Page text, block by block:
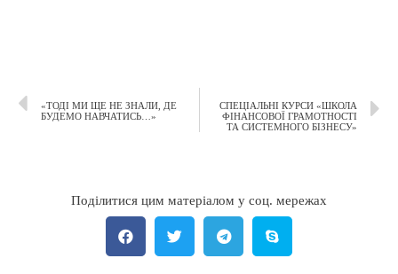
«ТОДІ МИ ЩЕ НЕ ЗНАЛИ, ДЕ
БУДЕМО НАВЧАТИСЬ…»
СПЕЦІАЛЬНІ КУРСИ «ШКОЛА
ФІНАНСОВОЇ ГРАМОТНОСТІ
ТА СИСТЕМНОГО БІЗНЕСУ»
Поділитися цим матеріалом у соц. мережах